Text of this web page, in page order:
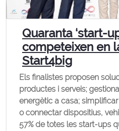
Quaranta ‘start-
competeixen en
Start4big
Els finalistes proposen
productes i serveis;
energètic a casa;
o connectar dispositius,
57% de totes les start-ups